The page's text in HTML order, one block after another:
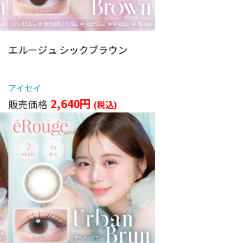
エルージュ シックブラウン
アイセイ
2,640円